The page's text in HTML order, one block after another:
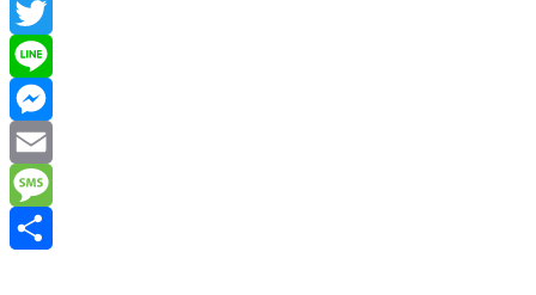
X
Twitter
Line
Messenger
Email
Message